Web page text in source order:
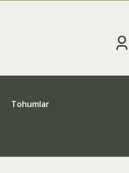
Tohumlar